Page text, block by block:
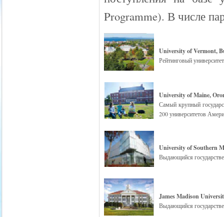
Programme). В числе
University of Vermont,
Рейтинговый
University of Maine,
Самый крупный
200 университетов
University of Southern
Выдающийся
James Madison
Выдающийся